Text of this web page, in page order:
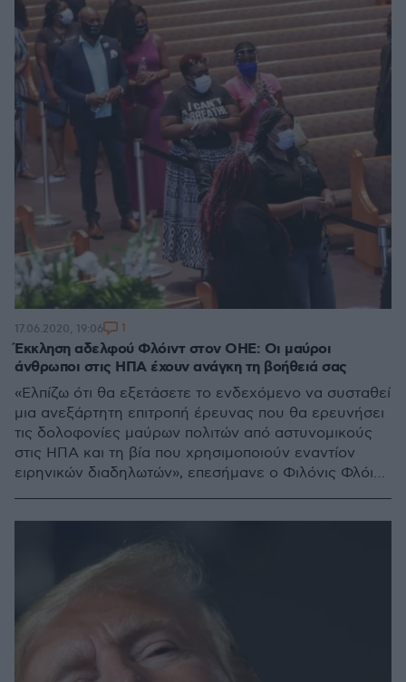
Έκκληση αδελφού Φλόιντ στον ΟΗΕ: Οι μαύροι
άνθρωποι στις ΗΠΑ έχουν ανάγκη τη βοήθειά σας
«Ελπίζω ότι θα εξετάσετε το ενδεχόμενο να συσταθεί
μια ανεξάρτητη επιτροπή έρευνας που θα ερευνήσει
τις δολοφονίες μαύρων πολιτών από αστυνομικούς
στις ΗΠΑ και τη βία που χρησιμοποιούν εναντίον
ειρηνικών διαδηλωτών», επεσήμανε ο Φιλόνις Φλόιντ
17.06.2020, 19:06 1